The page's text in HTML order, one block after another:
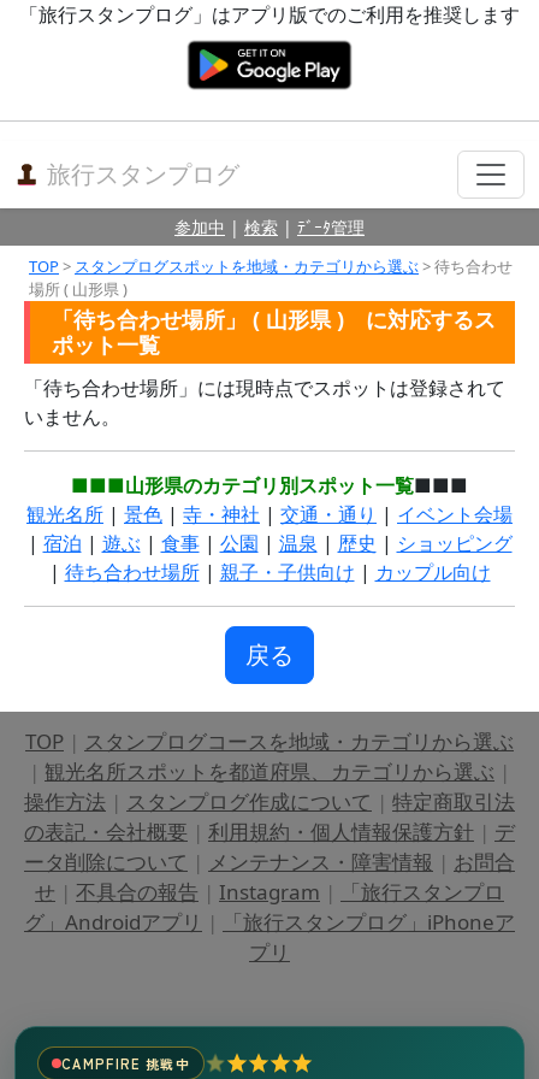
「旅行スタンプログ」はアプリ版でのご利用を推奨します
旅行スタンプログ
参加中 | 検索 | ﾃﾞｰﾀ管理
TOP> スタンプログスポットを地域・カテゴリから選ぶ> 待ち合わせ
場所 ( 山形県 )
「待ち合わせ場所」 ( 山形県 ) に対応するス
ポット一覧
「待ち合わせ場所」には現時点でスポットは登録されて
いません。
■■■山形県のカテゴリ別スポット一覧■■■
観光名所 | 景色 | 寺・神社 | 交通・通り | イベント会場
| 宿泊 | 遊ぶ| 食事| 公園 | 温泉 | 歴史 | ショッピング
| 待ち合わせ場所| 親子・子供向け | カップル向け
戻る
TOP | スタンプログコースを地域・カテゴリから選ぶ
| 観光名所スポットを都道府県、カテゴリから選ぶ |
操作方法 | スタンプログ作成について | 特定商取引法
の表記・会社概要 | 利用規約・個人情報保護方針 | デ
ータ削除について | メンテナンス・障害情報 | お問合
せ | 不具合の報告 | Instagram |
「旅行スタンプロ
グ」Androidアプリ |
「旅行スタンプログ」iPhoneア
プリ
CAMPFIRE 挑戦中